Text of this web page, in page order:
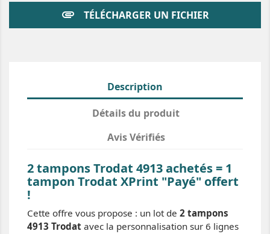
attachment TÉLÉCHARGER UN FICHIER
Description
Détails du produit
Avis Vérifiés
2 tampons Trodat 4913 achetés = 1
tampon Trodat XPrint "Payé" offert
!
Cette offre vous propose : un lot de 2 tampons
4913 Trodat avec la personnalisation sur 6 lignes